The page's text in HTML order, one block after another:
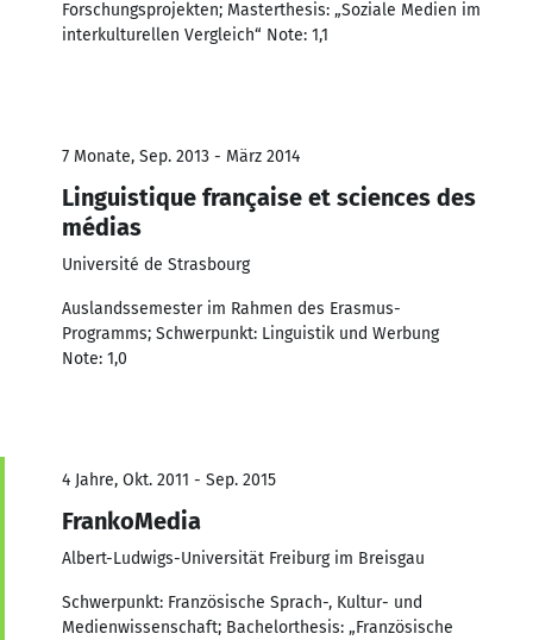
Forschungsprojekten; Masterthesis: „Soziale Medien im
interkulturellen Vergleich“ Note: 1,1
7 Monate, Sep. 2013 - März 2014
Linguistique française et sciences des
médias
Université de Strasbourg
Auslandssemester im Rahmen des Erasmus-
Programms; Schwerpunkt: Linguistik und Werbung
Note: 1,0
4 Jahre, Okt. 2011 - Sep. 2015
FrankoMedia
Albert-Ludwigs-Universität Freiburg im Breisgau
Schwerpunkt: Französische Sprach-, Kultur- und
Medienwissenschaft; Bachelorthesis: „Französische